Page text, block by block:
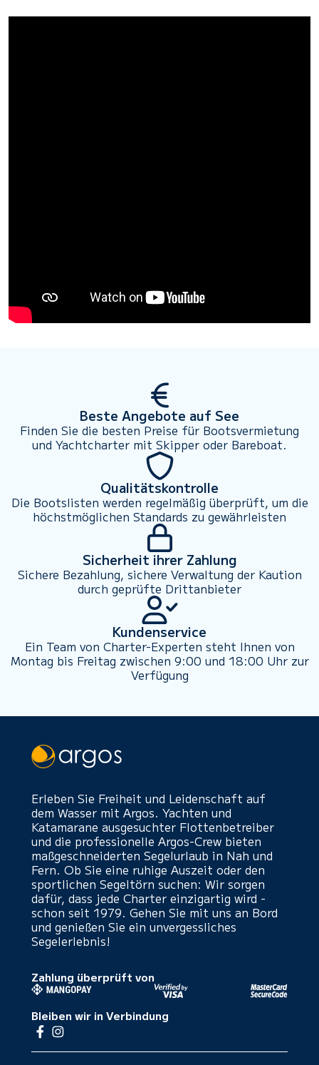
Beste Angebote auf See
Finden Sie die besten Preise für Bootsvermietung
und Yachtcharter mit Skipper oder Bareboat.
Qualitätskontrolle
Die Bootslisten werden regelmäßig überprüft, um die
höchstmöglichen Standards zu gewährleisten
Sicherheit ihrer Zahlung
Sichere Bezahlung, sichere Verwaltung der Kaution
durch geprüfte Drittanbieter
Kundenservice
Ein Team von Charter-Experten steht Ihnen von
Montag bis Freitag zwischen 9:00 und 18:00 Uhr zur
Verfügung
Erleben Sie Freiheit und Leidenschaft auf
dem Wasser mit Argos. Yachten und
Katamarane ausgesuchter Flottenbetreiber
und die professionelle Argos-Crew bieten
maßgeschneiderten Segelurlaub in Nah und
Fern. Ob Sie eine ruhige Auszeit oder den
sportlichen Segeltörn suchen: Wir sorgen
dafür, dass jede Charter einzigartig wird -
schon seit 1979. Gehen Sie mit uns an Bord
und genießen Sie ein unvergessliches
Segelerlebnis!
Zahlung überprüft von
Bleiben wir in Verbindung